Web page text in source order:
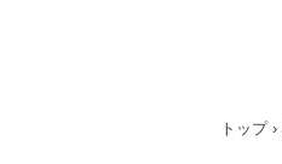
トップ ›